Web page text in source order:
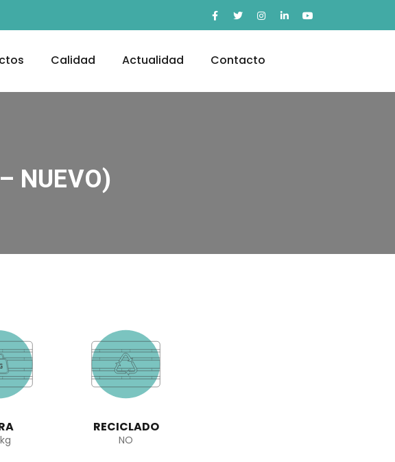
Calidad Actualidad Contacto
NUEVO)
RECICLADO
NO